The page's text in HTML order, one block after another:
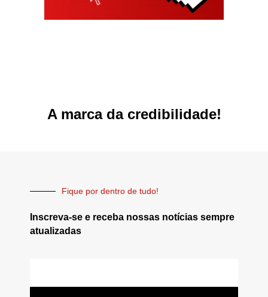
A marca da credibilidade!
Fique por dentro de tudo!
Inscreva-se e receba nossas notícias sempre
atualizadas